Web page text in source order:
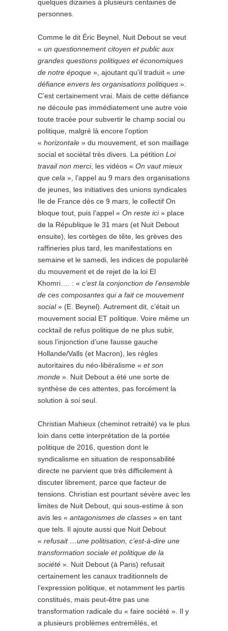
quelques dizaines à plusieurs centaines de
personnes.
Comme le dit Éric Beynel, Nuit Debout se veut
« un questionnement citoyen et public aux
grandes questions politiques et économiques
de notre époque », ajoutant qu’il traduit « une
défiance envers les organisations politiques ».
C’est certainement vrai. Mais de cette défiance
ne découle pas immédiatement une autre voie
toute tracée pour subvertir le champ social ou
politique, malgré là encore l’option
« horizontale » du mouvement, et son maillage
social et sociétal très divers. La pétition Loi
travail non merci, les vidéos « On vaut mieux
que cela », l’appel au 9 mars des organisations
de jeunes, les initiatives des unions syndicales
Ile de France dès ce 9 mars, le collectif On
bloque tout, puis l’appel « On reste ici» place
de la République le 31 mars (et Nuit Debout
ensuite), les cortèges de tête, les grèves des
raffineries plus tard, les manifestations en
semaine et le samedi, les indices de popularité
du mouvement et de rejet de la loi El
Khomri…. : « c’est la conjonction de l’ensemble
de ces composantes qui a fait ce mouvement
social» (E. Beynel). Autrement dit, c’était un
mouvement social ET politique. Voire même un
cocktail de refus politique de ne plus subir,
sous l’injonction d’une fausse gauche
Hollande/Valls (et Macron), les règles
autoritaires du néo-libéralisme « et son
monde ». Nuit Debout a été une sorte de
synthèse de ces attentes, pas forcément la
solution à soi seul.
Christian Mahieux (cheminot retraité) va le plus
loin dans cette interprétation de la portée
politique de 2016, question dont le
syndicalisme en situation de responsabilité
directe ne parvient que très difficilement à
discuter librement, parce que facteur de
tensions. Christian est pourtant sévère avec les
limites de Nuit Debout, qui sous-estime à son
avis les « antagonismes de classes » en tant
que tels. Il ajoute aussi que Nuit Debout
« refusait …une politisation, c’est-à-dire une
transformation sociale et politique de la
société ». Nuit Debout (à Paris) refusait
certainement les canaux traditionnels de
l’expression politique, et notamment les partis
constitués, mais peut-être pas une
transformation radicale du « faire société ». Il y
a plusieurs problèmes entremêlés, et